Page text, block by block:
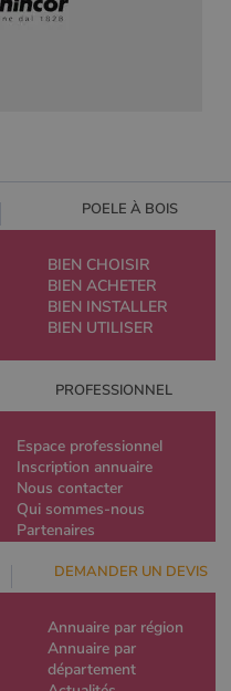
POELE À BOIS
BIEN CHOISIR
BIEN ACHETER
BIEN INSTALLER
BIEN UTILISER
PROFESSIONNEL
Espace professionnel
Inscription annuaire
Nous contacter
Qui sommes-nous
Partenaires
DEMANDER UN DEVIS
Annuaire par région
Annuaire par
département